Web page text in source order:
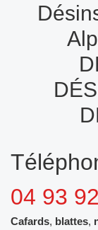
04 93
Cafards, blattes,